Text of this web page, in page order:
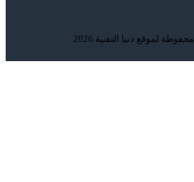
لموقع دنيا التقنية 2026